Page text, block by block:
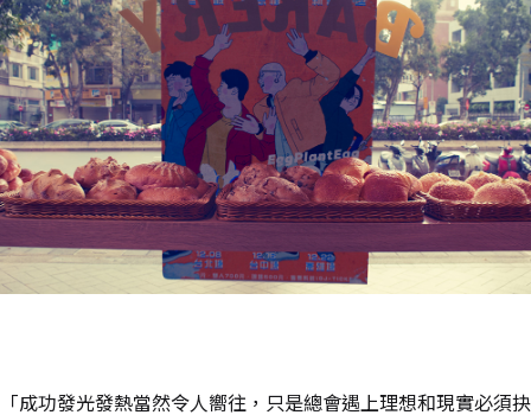
「成功發光發熱當然令人嚮往，只是總會遇上理想和現實必須抉